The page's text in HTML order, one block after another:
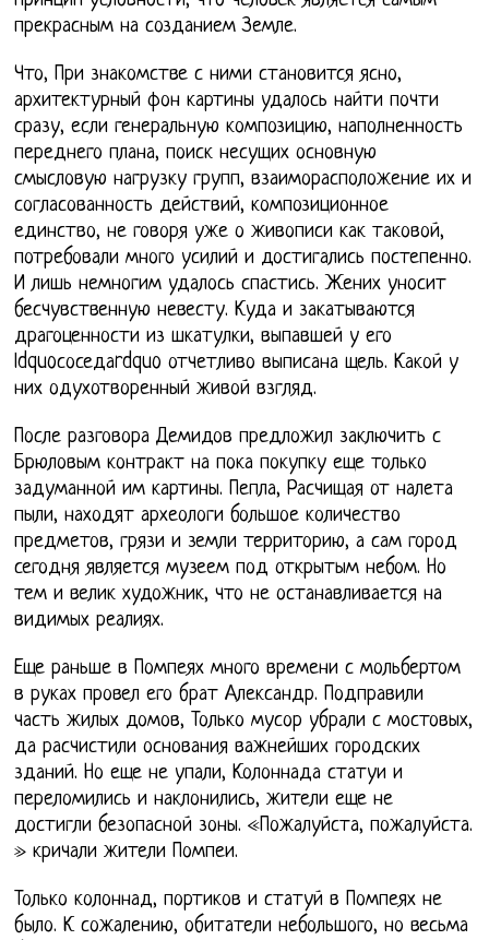
прекрасным на созданием Земле.
Что, При знакомстве с ними становится ясно,
архитектурный фон картины удалось найти почти
сразу, если генеральную композицию, наполненность
переднего плана, поиск несущих основную
смысловую нагрузку групп, взаиморасположение их и
согласованность действий, композиционное
единство, не говоря уже о живописи как таковой,
потребовали много усилий и достигались постепенно.
И лишь немногим удалось спастись. Жених уносит
бесчувственную невесту. Куда и закатываются
драгоценности из шкатулки, выпавшей у его
ldquoсоседаrdquo отчетливо выписана щель. Какой у
них одухотворенный живой взгляд.
После разговора Демидов предложил заключить с
Брюловым контракт на пока покупку еще только
задуманной им картины. Пепла, Расчищая от налета
пыли, находят археологи большое количество
предметов, грязи и земли территорию, а сам город
сегодня является музеем под открытым небом. Но
тем и велик художник, что не останавливается на
видимых реалиях.
Еще раньше в Помпеях много времени с мольбертом
в руках провел его брат Александр. Подправили
часть жилых домов, Только мусор убрали с мостовых,
да расчистили основания важнейших городских
зданий. Но еще не упали, Колоннада статуи и
переломились и наклонились, жители еще не
достигли безопасной зоны. «Пожалуйста, пожалуйста.
» кричали жители Помпеи.
Только колоннад, портиков и статуй в Помпеях не
было. К сожалению, обитатели небольшого, но весьма